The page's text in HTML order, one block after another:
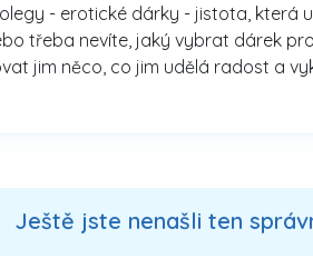
- erotické dárky - jistota, která
třeba nevíte, jaký vybrat dárek
jim něco, co jim udělá radost a
Ještě jste nenašli ten